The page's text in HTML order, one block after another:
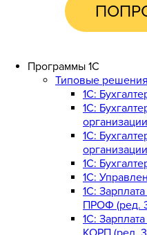
Программы 1С
Типовые решения
1C:
1С:
1С:
1C:
1C:
1C:
ПРОФ (ред.
1C: